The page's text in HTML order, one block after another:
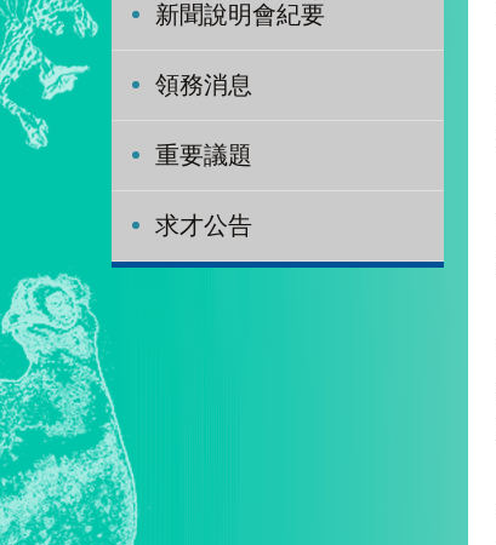
新聞說明會紀要
領務消息
重要議題
求才公告